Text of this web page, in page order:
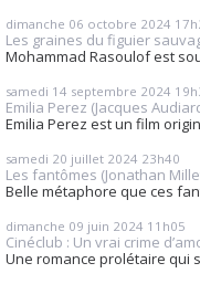
dimanche 06 octobre 2024
Les graines du figuier
Mohammad Rasoulof est
samedi 14 septembre 2024
Emilia Perez (Jacques
Emilia Perez est un film
samedi 20 juillet 2024 23h40
Les fantômes (Jonathan
Belle métaphore que ces
dimanche 09 juin 2024 11h05
Cinéclub : Un vrai crime
Une romance prolétaire qui